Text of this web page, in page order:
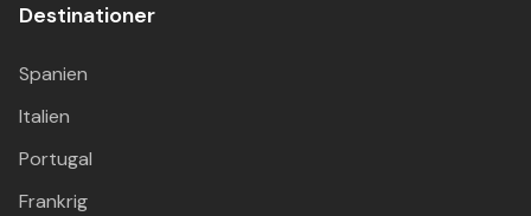
Destinationer
Spanien
Italien
Portugal
Frankrig